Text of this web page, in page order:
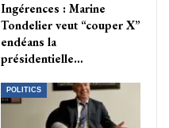
Ingérences : Marine
Tondelier veut “couper X”
endéans la
présidentielle…
POLITICS